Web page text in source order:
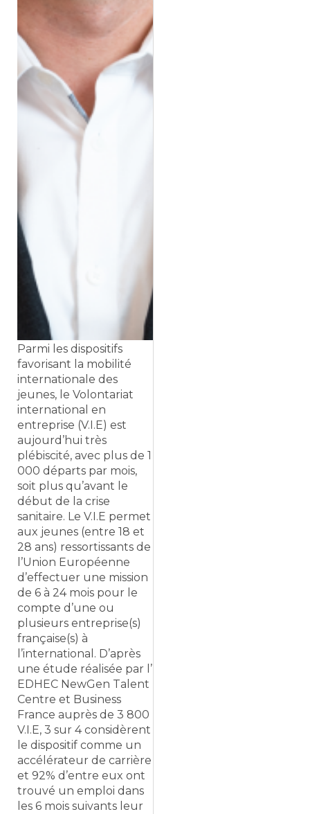
Parmi les dispositifs
favorisant la mobilité
internationale des
jeunes, le Volontariat
international en
entreprise (V.I.E) est
aujourd’hui très
plébiscité, avec plus de 1
000 départs par mois,
soit plus qu’avant le
début de la crise
sanitaire. Le V.I.E permet
aux jeunes (entre 18 et
28 ans) ressortissants de
l’Union Européenne
d’effectuer une mission
de 6 à 24 mois pour le
compte d’une ou
plusieurs entreprise(s)
française(s) à
l’international. D’après
une étude réalisée par l’
EDHEC NewGen Talent
Centre et Business
France auprès de 3 800
V.I.E, 3 sur 4 considèrent
le dispositif comme un
accélérateur de carrière
et 92% d’entre eux ont
trouvé un emploi dans
les 6 mois suivants leur